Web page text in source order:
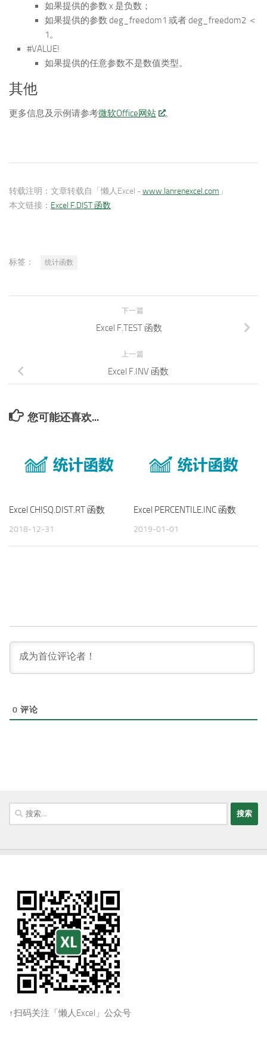
如果提供的参数 x 是负数；
如果提供的参数 deg_freedom1 或者 deg_freedom2 ＜
1。
#VALUE!
如果提供的任意参数不是数值类型。
其他
更多信息及示例请参考微软Office网站 。
转载注明： 文章转载自「懒人Excel -www.lanrenexcel.com 」
本文链接： Excel F.DIST 函数
标签： 统计函数
下一篇
Excel F.TEST 函数
上一篇
Excel F.INV 函数
您可能还喜欢...
Excel CHISQ.DIST.RT 函数
2018-12-31
Excel PERCENTILE.INC 函数
2019-01-01
0 评论
搜
索：
↑扫码关注「懒人Excel」公众号